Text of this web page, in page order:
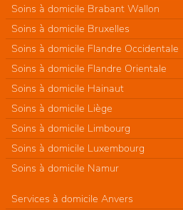
Soins à domicile Brabant Wallon
Soins à domicile Bruxelles
Soins à domicile Flandre Occidentale
Soins à domicile Flandre Orientale
Soins à domicile Hainaut
Soins à domicile Liège
Soins à domicile Limbourg
Soins à domicile Luxembourg
Soins à domicile Namur
Services à domicile Anvers